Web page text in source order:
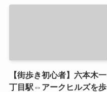
【街歩き初心者】六本木一
丁目駅⇔アークヒルズを歩